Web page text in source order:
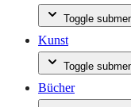
Toggle
Kunst
Toggle
Bücher